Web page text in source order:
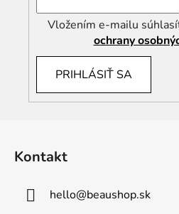
Vložením e-mailu
ochrany
PRIHLÁSIŤ SA
Kontakt
hello@beaushop.sk